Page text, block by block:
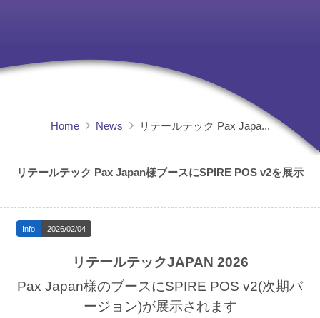
Home News リテールテック Pax Japa...
リテールテック Pax Japan様ブースにSPIRE POS v2を展示
Info 2026/02/04
リテールテックJAPAN 2026
Pax Japan様のブースにSPIRE POS v2(次期バ
ージョン)が展示されます